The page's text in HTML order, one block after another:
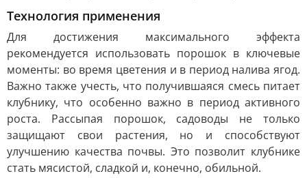
Технология применения
Для достижения максимального эффекта
рекомендуется использовать порошок в ключевые
моменты: во время цветения и в период налива ягод.
Важно также учесть, что получившаяся смесь питает
клубнику, что особенно важно в период активного
роста. Рассыпая порошок, садоводы не только
защищают свои растения, но и способствуют
улучшению качества почвы. Это позволит клубнике
стать мясистой, сладкой и, конечно, обильной.